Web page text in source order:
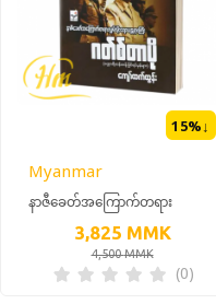
15%↓
Myanmar
နာဇီခေတ်အကြောက်တရား
လွှမ်းမိုးရေးယန္တရားကြီး ဂတ်စ်တာ
ပို (15% OFF)
3,825 MMK
4,500 MMK
(0)